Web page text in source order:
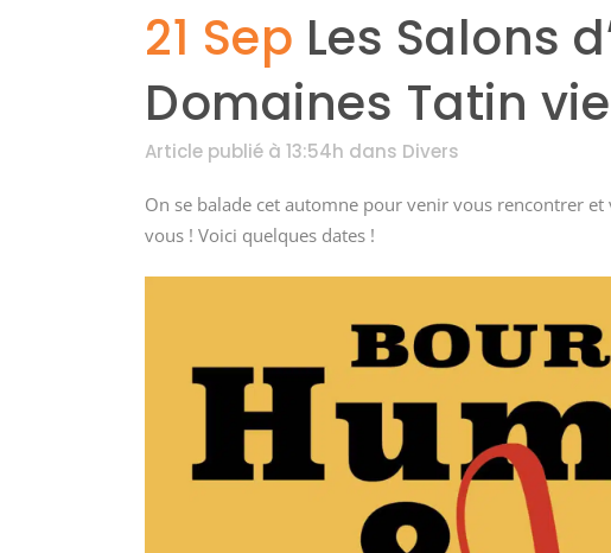
21 Sep Les Salons
Domaines Tatin
Article publié à 13:54h dans Divers
On se balade cet automne pour venir vous rencontrer
vous ! Voici quelques dates !